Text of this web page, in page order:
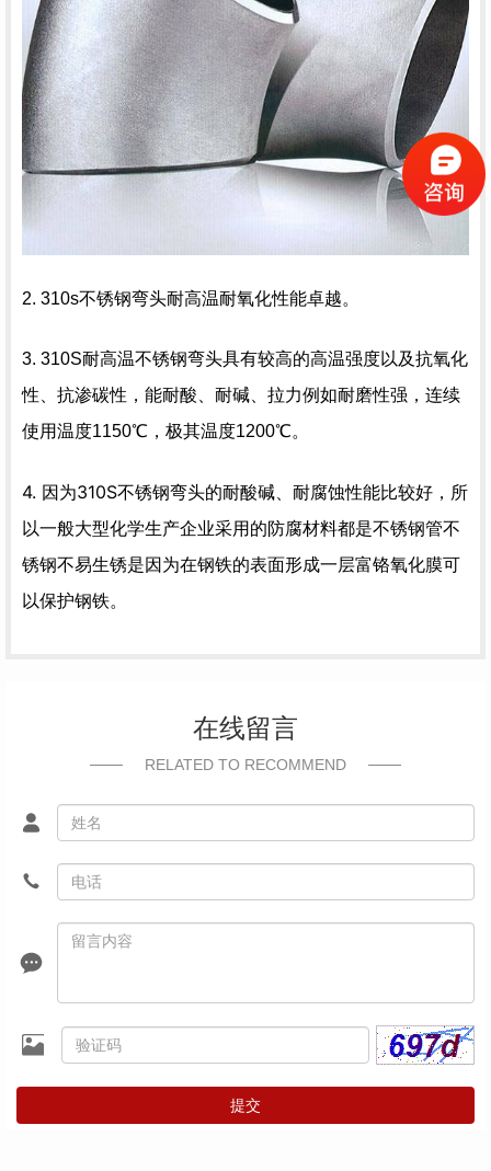
2. 310s不锈钢弯头耐高温耐氧化性能卓越。
3. 310S耐高温不锈钢弯头具有较高的高温强度以及抗氧化
性、抗渗碳性，能耐酸、耐碱、拉力例如耐磨性强，连续
使用温度1150℃，极其温度1200℃。
4. 因为310S不锈钢弯头的耐酸碱、 耐腐蚀性能比较好，所
以一般大型化学生产企业采用的防腐材料都是不锈钢管不
锈钢不易生锈是因为在钢铁的表面形成一层富铬氧化膜可
以保护钢铁。
在线留言
RELATED TO RECOMMEND
提交